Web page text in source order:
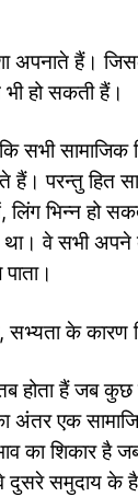
अपनाते हैं।
हो सकती हैं।
सामाजिक
हैं। परन्तु हित
लिंग भिन्न हो
था। वे सभी
सभ्यता के कारण
होता हैं जब
अंतर एक
का शिकार है
वे दुसरे समुदाय